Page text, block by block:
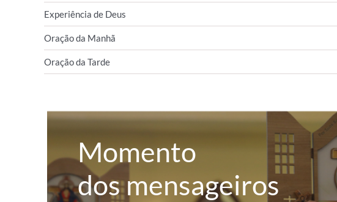
Experiência de Deus
Oração da Manhã
Oração da Tarde
Momento
dos mensageiros